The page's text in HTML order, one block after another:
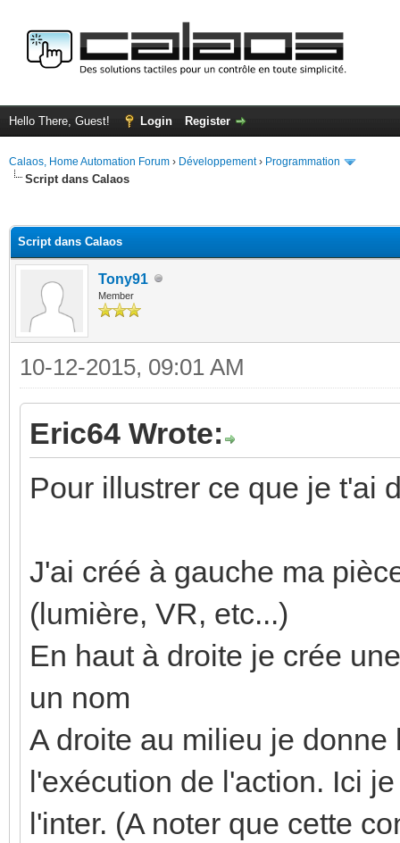
Hello There, Guest! Login Register
Calaos, Home Automation Forum › Développement› Programmation
Script dans Calaos
Script dans Calaos
Tony91
Member
10-12-2015, 09:01 AM
Eric64 Wrote:
Pour illustrer ce que je t'ai
J'ai créé à gauche ma
(lumière, VR, etc...)
En haut à droite je crée
un nom
A droite au milieu je
l'exécution de l'action. Ici
l'inter. (A noter que cette